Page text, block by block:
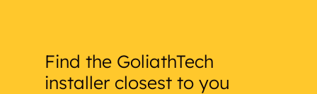
Find the GoliathTech
installer closest to you